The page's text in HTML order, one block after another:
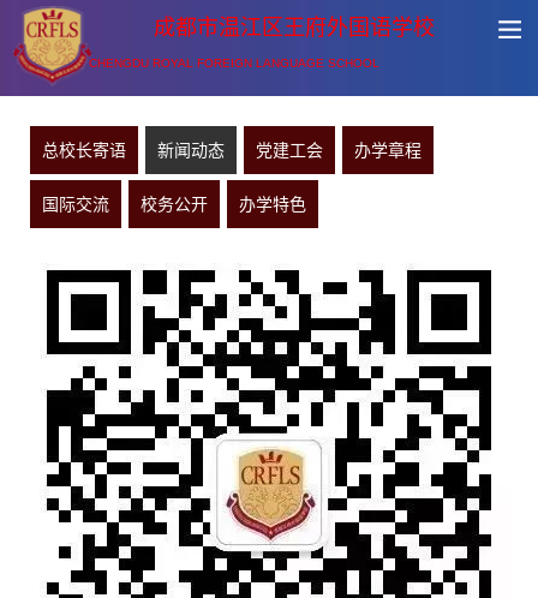
成都市温江区王府外国语学校
CHENGDU ROYAL FOREIGN LANGUAGE SCHOOL
总校长寄语 新闻动态 党建工会 办学章程
国际交流 校务公开 办学特色